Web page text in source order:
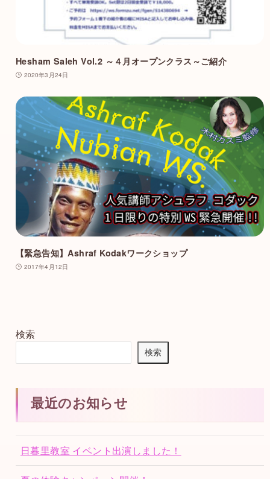
Hesham Saleh Vol.2 ～４月オープンクラス～ご紹介
2020年3月24日
【緊急告知】Ashraf Kodakワークショップ
2017年4月12日
検索
検索
最近のお知らせ
日暮里教室 イベント出演しました！